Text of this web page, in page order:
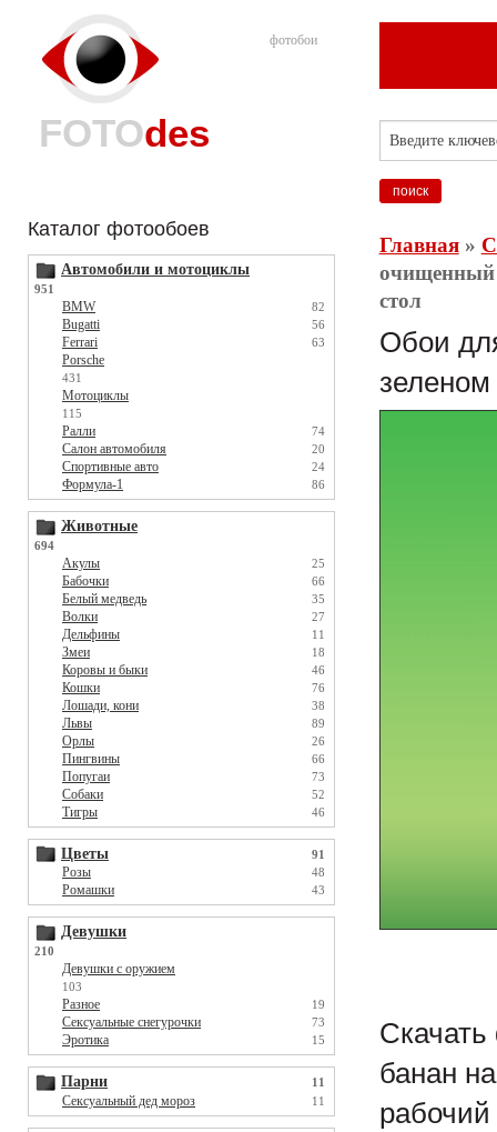
фотобои
FOTOdes
Каталог фотообоев
Автомобили и мотоциклы
951
BMW 82
Bugatti 56
Ferrari 63
Porsche
431
Мотоциклы
115
Ралли 74
Салон автомобиля 20
Спортивные авто 24
Формула-1 86
Животные
694
Акулы 25
Бабочки 66
Белый медведь 35
Волки 27
Дельфины 11
Змеи 18
Коровы и быки 46
Кошки 76
Лошади, кони 38
Львы 89
Орлы 26
Пингвины 66
Попугаи 73
Собаки 52
Тигры 46
Цветы 91
Розы 48
Ромашки 43
Девушки
210
Девушки с оружием
103
Разное 19
Сексуальные снегурочки 73
Эротика 15
Парни 11
Сексуальный дед мороз 11
Главная»
очищенный
стол
Обои
банан
рабочий